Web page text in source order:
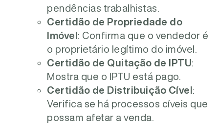
pendências trabalhistas.
Certidão de Propriedade do
Imóvel : Confirma que o vendedor é
o proprietário legítimo do imóvel.
Certidão de Quitação de IPTU:
Mostra que o IPTU está pago.
Certidão de Distribuição Cível :
Verifica se há processos cíveis que
possam afetar a venda.